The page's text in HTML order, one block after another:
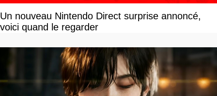
Un nouveau Nintendo Direct surprise annoncé,
voici quand le regarder